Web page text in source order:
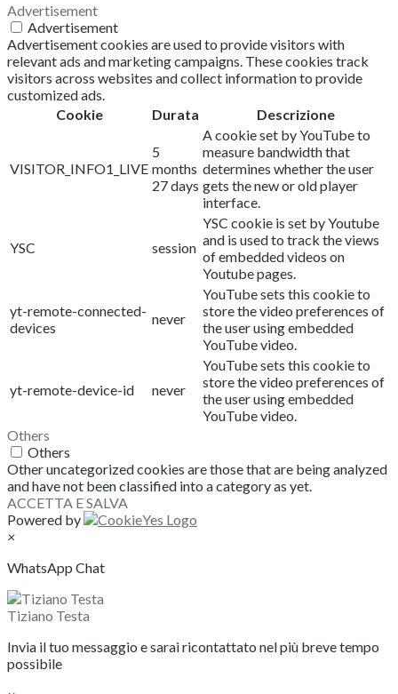
Advertisement
Advertisement
Advertisement cookies are used to provide visitors with
relevant ads and marketing campaigns. These cookies track
visitors across websites and collect information to provide
customized ads.
Cookie
Durata Descrizione
VISITOR_INFO1_LIVE
5
months
27 days
A cookie set by YouTube to
measure bandwidth that
determines whether the user
gets the new or old player
interface.
YSC session
YSC cookie is set by Youtube
and is used to track the views
of embedded videos on
Youtube pages.
yt-remote-connected-
devices
never
YouTube sets this cookie to
store the video preferences of
the user using embedded
YouTube video.
yt-remote-device-id never
YouTube sets this cookie to
store the video preferences of
the user using embedded
YouTube video.
Others
Others
Other uncategorized cookies are those that are being analyzed
and have not been classified into a category as yet.
ACCETTA E SALVA
Powered by
×
WhatsApp Chat
Tiziano Testa
Invia il tuo messaggio e sarai ricontattato nel più breve tempo
possibile